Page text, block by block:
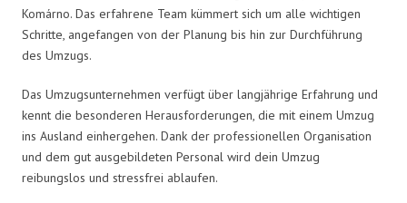
Komárno. Das erfahrene Team kümmert sich um alle wichtigen
Schritte, angefangen von der Planung bis hin zur Durchführung
des Umzugs.
Das Umzugsunternehmen verfügt über langjährige Erfahrung und
kennt die besonderen Herausforderungen, die mit einem Umzug
ins Ausland einhergehen. Dank der professionellen Organisation
und dem gut ausgebildeten Personal wird dein Umzug
reibungslos und stressfrei ablaufen.